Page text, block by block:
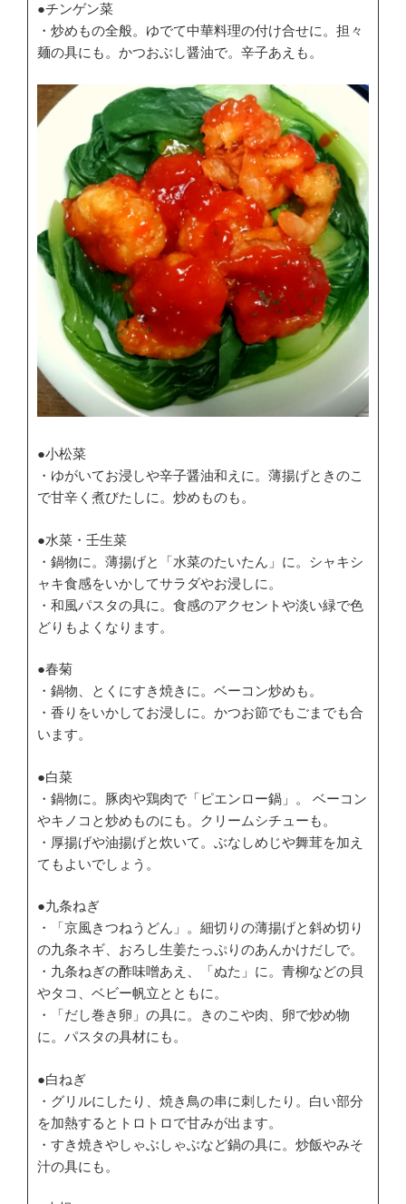
●チンゲン菜
・炒めもの全般。ゆでて中華料理の付け合せに。担々
麺の具にも。かつおぶし醤油で。辛子あえも。
●小松菜
・ゆがいてお浸しや辛子醤油和えに。薄揚げときのこ
で甘辛く煮びたしに。炒めものも。
●水菜・壬生菜
・鍋物に。薄揚げと「水菜のたいたん」に。シャキシ
ャキ食感をいかしてサラダやお浸しに。
・和風パスタの具に。食感のアクセントや淡い緑で色
どりもよくなります。
●春菊
・鍋物、とくにすき焼きに。ベーコン炒めも。
・香りをいかしてお浸しに。かつお節でもごまでも合
います。
●白菜
・鍋物に。豚肉や鶏肉で「ピエンロー鍋」。 ベーコン
やキノコと炒めものにも。クリームシチューも。
・厚揚げや油揚げと炊いて。ぶなしめじや舞茸を加え
てもよいでしょう。
●九条ねぎ
・「京風きつねうどん」。細切りの薄揚げと斜め切り
の九条ネギ、おろし生姜たっぷりのあんかけだしで。
・九条ねぎの酢味噌あえ、「ぬた」に。青柳などの貝
やタコ、ベビー帆立とともに。
・「だし巻き卵」の具に。きのこや肉、卵で炒め物
に。パスタの具材にも。
●白ねぎ
・グリルにしたり、焼き鳥の串に刺したり。白い部分
を加熱するとトロトロで甘みが出ます。
・すき焼きやしゃぶしゃぶなど鍋の具に。炒飯やみそ
汁の具にも。